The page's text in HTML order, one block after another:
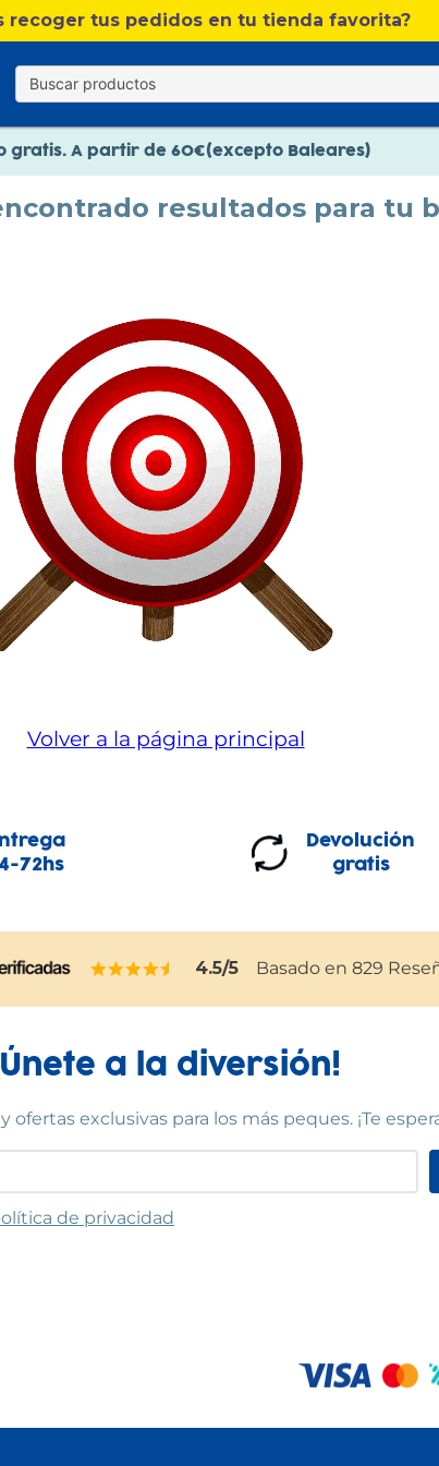
recoger tus pedidos en tu tienda favorita?
Nuevo catálogo Verano
gratis. A partir de 60€(excepto Baleares)
resultados para tu
Volver a la página principal
72hs
Devolución
gratis
4.5/5 Basado en 829
a la diversión!
ofertas exclusivas para los más peques. ¡Te
de privacidad